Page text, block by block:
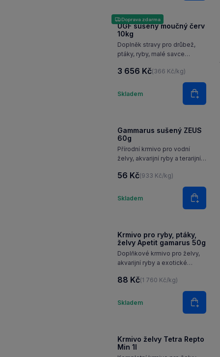
Doprava zdarma
UGF sušený moučný červ
10kg
Doplněk stravy pro drůbež,
ptáky, ryby, malé savce
3 656 Kč(366 Kč/kg)
Skladem
Množství
Do
Gammarus sušený ZEUS
60g
Přírodní krmivo pro vodní
želvy, akvarijní ryby a terarijní
56 Kč(933 Kč/kg)
Skladem
Množství
Do
Krmivo pro ryby, ptáky,
želvy Apetit gamarus 50g
Doplňkové krmivo pro želvy,
akvarijní ryby a exotické
88 Kč(1 760 Kč/kg)
Skladem
Množství
Do
Krmivo želvy Tetra Repto
Min 1l